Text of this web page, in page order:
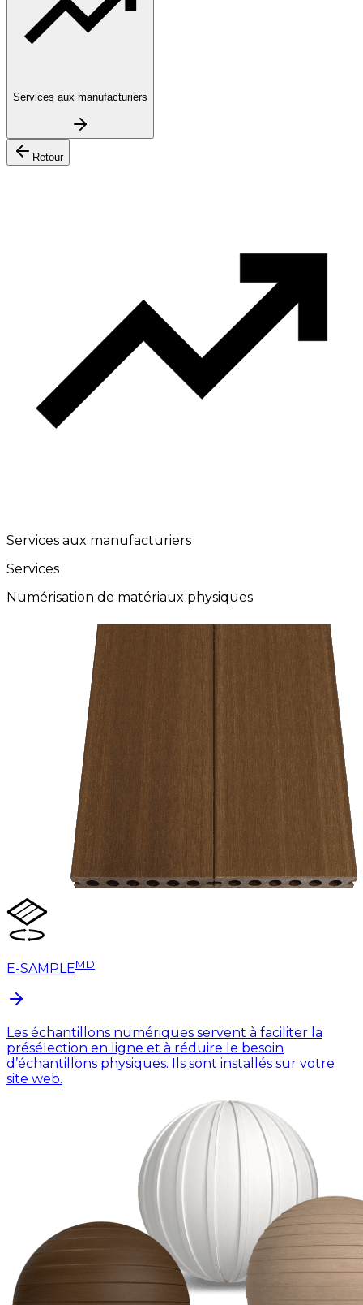
Services aux manufacturiers
Retour
Services aux manufacturiers
Services
Numérisation de matériaux physiques
E-SAMPLEMD
Les échantillons numériques servent à faciliter la
présélection en ligne et à réduire le besoin
d’échantillons physiques. Ils sont installés sur votre
site web.